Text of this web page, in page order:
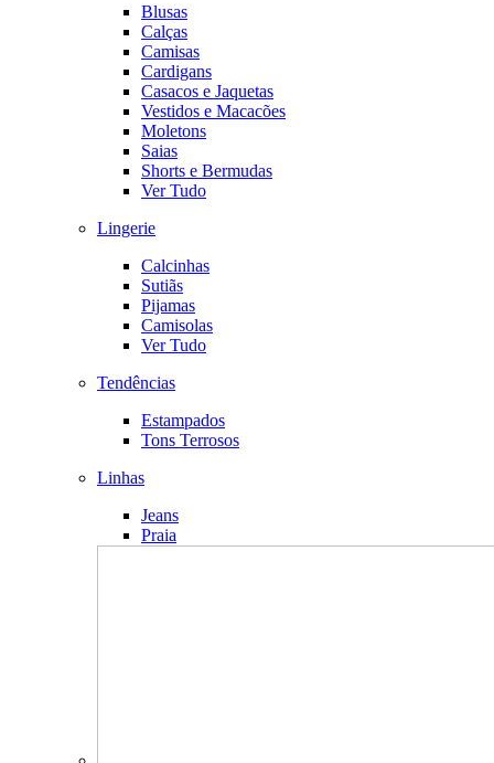
Blusas
Calças
Camisas
Cardigans
Casacos e Jaquetas
Vestidos e Macacões
Moletons
Saias
Shorts e Bermudas
Ver Tudo
Lingerie
Calcinhas
Sutiãs
Pijamas
Camisolas
Ver Tudo
Tendências
Estampados
Tons Terrosos
Linhas
Jeans
Praia